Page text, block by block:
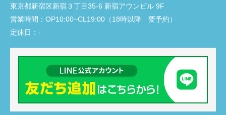
東京都新宿区新宿３丁目35-6 新宿アウンビル 9F
営業時間： OP10:00~CL19:00（18時以降 要予約）
定休日： -